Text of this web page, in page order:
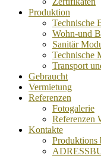
Produktion
Technische
Wohn-und
Sanitär
Technische
Transport
Gebraucht
Vermietung
Referenzen
Fotogalerie
Referenzen
Kontakte
Produktions